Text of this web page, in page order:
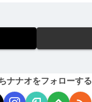
ナナオをフォローする